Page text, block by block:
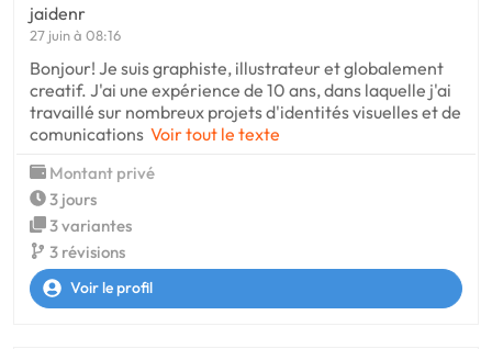
jaidenr
27 juin à 08:16
Bonjour! Je suis graphiste, illustrateur et globalement
creatif. J'ai une expérience de 10 ans, dans laquelle j'ai
travaillé sur nombreux projets d'identités visuelles et de
comunications Voir tout le texte
Montant privé
3 jours
3 variantes
3 révisions
Voir le profil